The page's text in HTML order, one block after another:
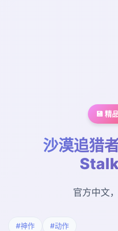
💾 精
沙漠追猎
官方中文
#神作 #动作